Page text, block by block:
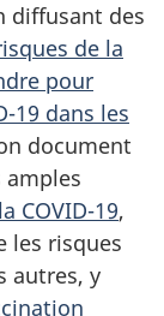
diffusant des
de la
pour
19 dans les
document
COVID-19,
les risques
autres, y